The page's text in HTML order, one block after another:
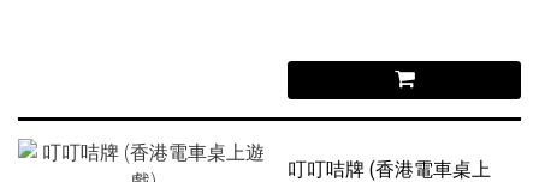
叮叮咭牌 (香港電車桌上